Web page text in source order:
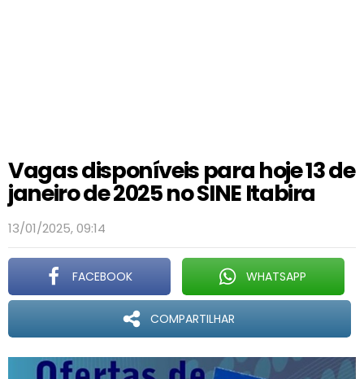
Vagas disponíveis para hoje 13 de
janeiro de 2025 no SINE Itabira
13/01/2025, 09:14
FACEBOOK WHATSAPP
COMPARTILHAR